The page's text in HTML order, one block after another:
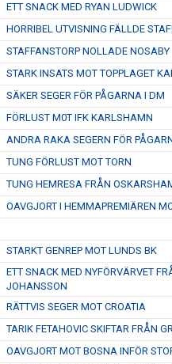
ETT SNACK MED RYAN LUDWICK
HORRIBEL UTVISNING FÄLLDE
STAFFANSTORP NOLLADE NOSABY
STARK INSATS MOT TOPPLAGET
SÄKER SEGER FÖR PÅGARNA I DM
FÖRLUST M0T IFK KARLSHAMN
ANDRA RAKA SEGERN FÖR
TUNG FÖRLUST MOT TORN
TUNG HEMRESA FRÅN
OAVGJORT I HEMMAPREMIÄREN
STARKT GENREP MOT LUNDS BK
ETT SNACK MED NYFÖRVÄRVET
JOHANSSON
RÄTTVIS SEGER MOT CROATIA
TARIK FETAHOVIC SKIFTAR FRÅN
OAVGJORT MOT BOSNA INFÖR